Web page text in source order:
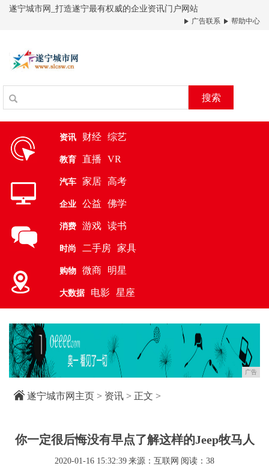
遂宁城市网_打造遂宁最有权威的企业资讯门户网站
广告联系 帮助中心
搜索
资讯 财经 综艺
教育 直播 VR
汽车 家居 高考
企业 公益 佛学
消费 游戏 读书
时尚 二手房 家具
购物 微商 明星
大数据 电影 星座
广告
遂宁城市网主页 > 资讯 > 正文 >
你一定很后悔没有早点了解这样的Jeep牧马人
2020-01-16 15:32:39 来源：互联网 阅读：38